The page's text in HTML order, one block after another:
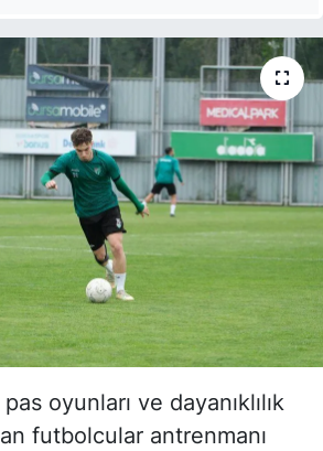
oyunları ve dayanıklılık
futbolcular antrenmanı